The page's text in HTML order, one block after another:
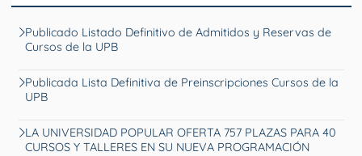
Publicado Listado Definitivo de Admitidos y Reservas de
Cursos de la UPB
Publicada Lista Definitiva de Preinscripciones Cursos de la
UPB
LA UNIVERSIDAD POPULAR OFERTA 757 PLAZAS PARA 40
CURSOS Y TALLERES EN SU NUEVA PROGRAMACIÓN